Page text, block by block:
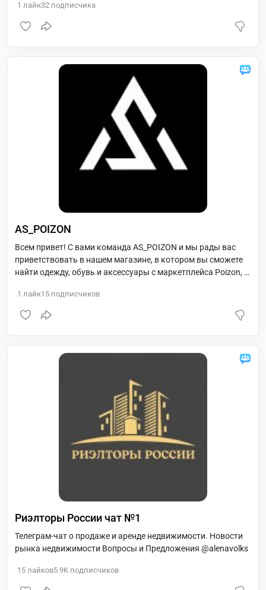
1 лайк32 подписчика
AS_POIZON
Всем привет! С вами команда AS_POIZON и мы рады вас
приветствовать в нашем магазине, в котором вы сможете
найти одежду, обувь и аксессуары с маркетплейса Poizon, а
1 лайк15 подписчиков
Риэлторы России чат №1
Телеграм-чат о продаже и аренде недвижимости. Новости
рынка недвижимости Вопросы и Предложения @alenavolks
15 лайков5.9K подписчиков